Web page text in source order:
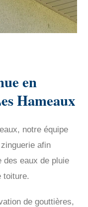
en
Hameaux
notre équipe
afin
des eaux de pluie
toiture.
de gouttières,